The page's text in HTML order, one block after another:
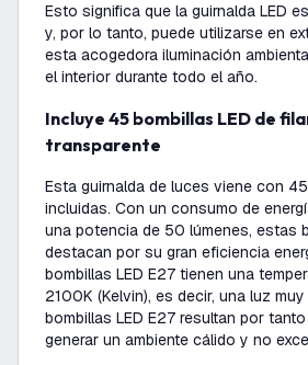
Esto significa que la guirnalda LED
y, por lo tanto, puede utilizarse en
esta acogedora iluminación
el interior durante todo el año.
Incluye 45 bombillas LED de filamento
transparente
Esta guirnalda de luces viene con
incluidas. Con un consumo de
una potencia de 50 lúmenes, estas
destacan por su gran eficiencia
bombillas LED E27 tienen una
2100K (Kelvin), es decir, una luz
bombillas LED E27 resultan por
generar un ambiente cálido y no